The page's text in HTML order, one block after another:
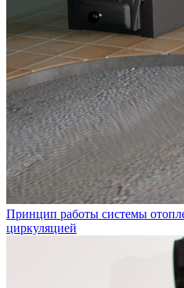
Принцип работы системы
циркуляцией